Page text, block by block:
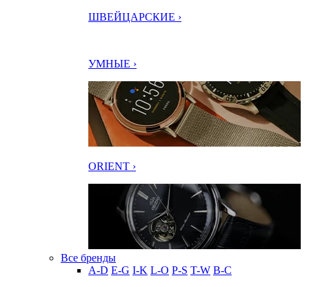
ШВЕЙЦАРСКИЕ ›
УМНЫЕ ›
ORIENT ›
Все бренды
A-D E-G I-K L-O P-S T-W В-С